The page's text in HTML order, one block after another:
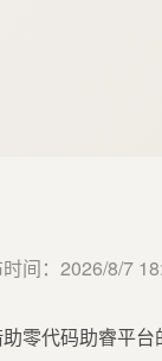
间：2026/8/7